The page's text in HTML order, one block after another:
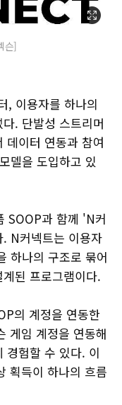
슨]
, 이용자를 하나의
. 단발성 스트리머
데이터 연동과 참여
델을 도입하고 있
SOOP과 함께 'N커
N커넥트는 이용자
하나의 구조로 묶어
된 프로그램이다.
의 계정을 연동한
게임 계정을 연동해
경험할 수 있다. 이
획득이 하나의 흐름